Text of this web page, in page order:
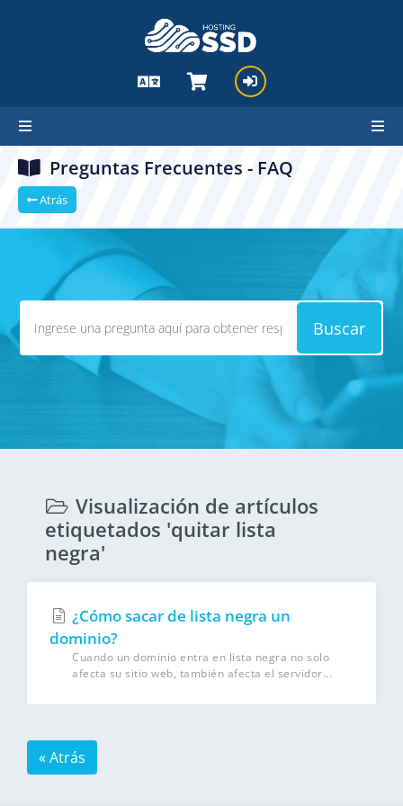
Preguntas Frecuentes - FAQ
Atrás
Buscar
Visualización de artículos
etiquetados 'quitar lista
negra'
¿Cómo sacar de lista negra un
dominio?
Cuando un dominio entra en lista negra no solo
afecta su sitio web, también afecta el servidor...
« Atrás